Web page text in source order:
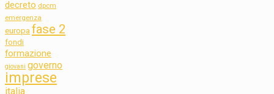
decreto dpcm
emergenza
europa fase 2
fondi
formazione
giovani governo
imprese
italia